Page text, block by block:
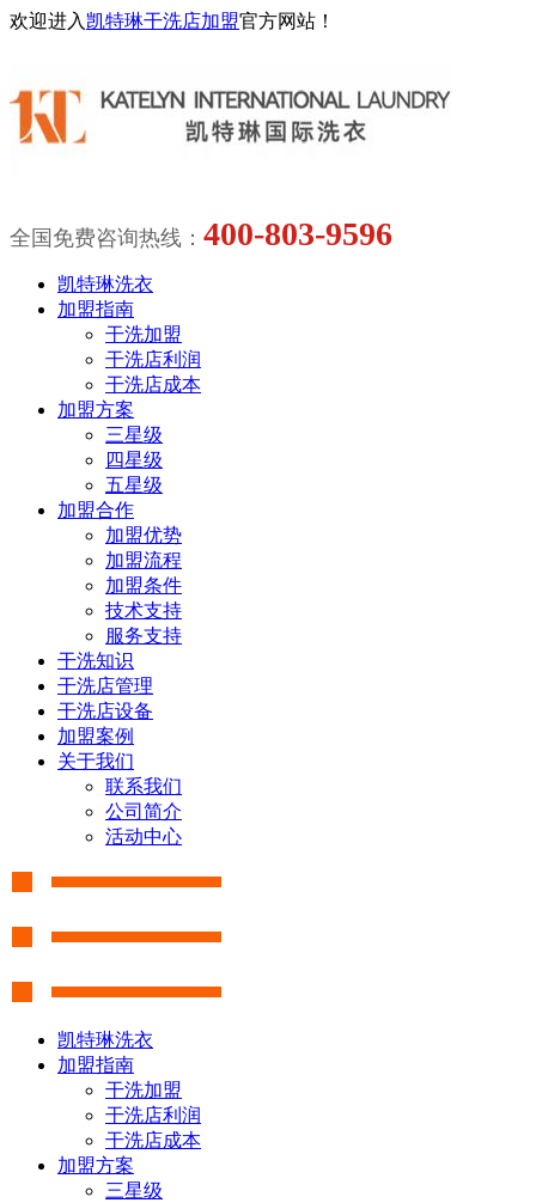
欢迎进入凯特琳干洗店加盟官方网站！
全国免费咨询热线： 400-803-9596
凯特琳洗衣
加盟指南
干洗加盟
干洗店利润
干洗店成本
加盟方案
三星级
四星级
五星级
加盟合作
加盟优势
加盟流程
加盟条件
技术支持
服务支持
干洗知识
干洗店管理
干洗店设备
加盟案例
关于我们
联系我们
公司简介
活动中心
凯特琳洗衣
加盟指南
干洗加盟
干洗店利润
干洗店成本
加盟方案
三星级